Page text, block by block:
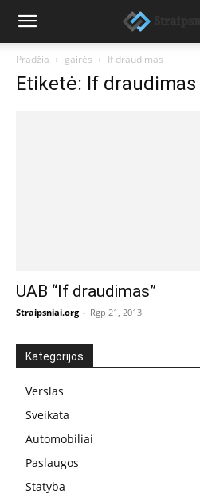
Pradžia gairės If draudimas
Etiketė: If draudimas
UAB “If draudimas”
Straipsniai.org - Rgp 21, 2013
Kategorijos
Verslas
Sveikata
Automobiliai
Paslaugos
Statyba